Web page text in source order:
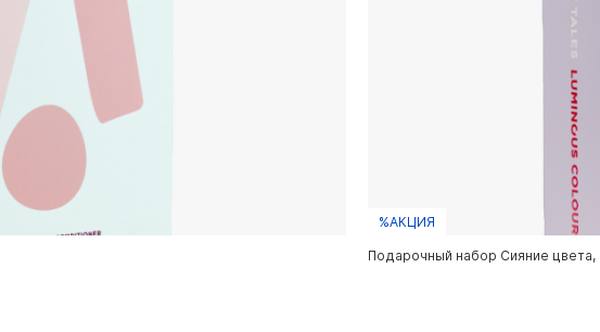
%АКЦИЯ
Подарочный набор Сияние цвета,